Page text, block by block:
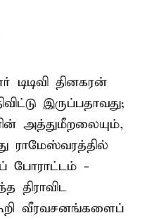
தினகரன்
இருப்பதாவது;
அத்துமீறலையும்,
ராமேஸ்வரத்தில்
போராட்டம் -
திராவிட
வீரவசனங்களைப்